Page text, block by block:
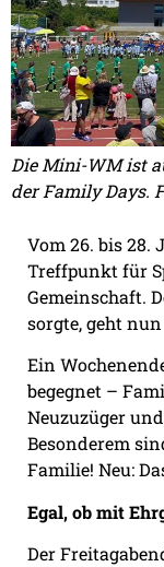
Die Mini-WM ist
der Family Days.
Vom 26. bis
Treffpunkt für
Gemeinschaft.
sorgte, geht
Ein
begegnet –
Neuzuzüger
Besonderem
Familie! Neu:
Egal, ob mit
Der